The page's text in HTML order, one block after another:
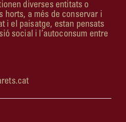
diverses entitats o
horts, a més de conservar i
i el paisatge, estan pensats
social i l’autoconsum entre